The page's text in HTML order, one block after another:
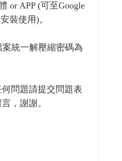
or APP (可至Google
裝使用)。
統一解壓縮密碼為
問題請提交問題表
，謝謝。